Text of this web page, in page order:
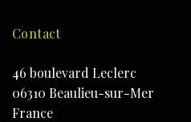
Contact
46 boulevard Leclerc
06310 Beaulieu-sur-Mer
France